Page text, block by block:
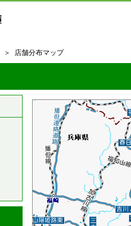
＞ 店舗分布マップ